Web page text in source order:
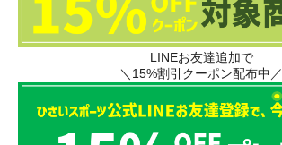
LINEお友達追加で
＼15%割引クーポン配布中／